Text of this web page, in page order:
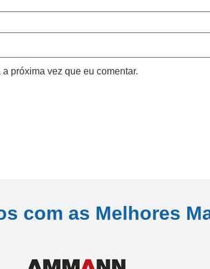
próxima vez que eu comentar.
com as Melhores